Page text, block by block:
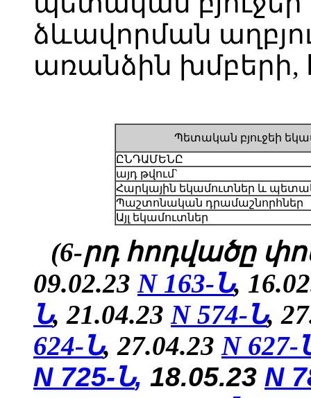
ձևավորման
առանձին խմբերի,
Պետական բյուջեի
ԸՆԴԱՄԵՆԸ
այդ թվում`
Հարկային եկամուտներ և
Պաշտոնական դրամաշնորհներ
Այլ եկամուտներ
(6-րդ հոդվածը
09.02.23 N 163-Ն,
Ն, 21.04.23 N 574-Ն,
624-Ն,27.04.23 N 627-
N 725-Ն, 18.05.23 N